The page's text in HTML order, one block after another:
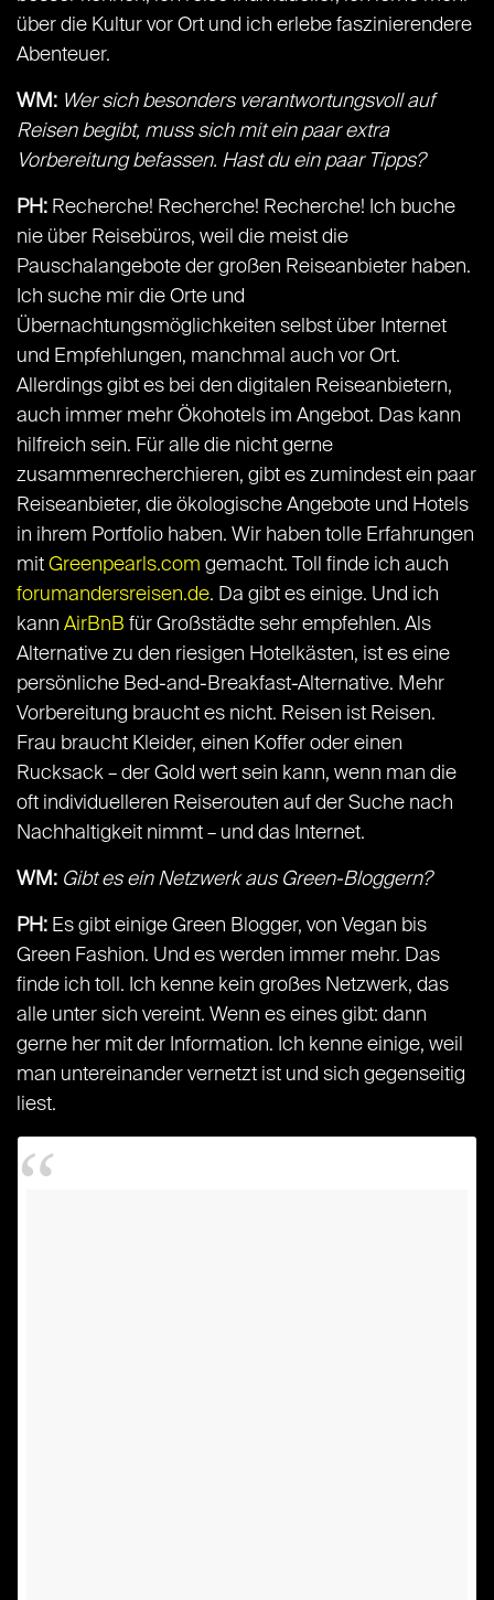
über die Kultur vor Ort und ich erlebe faszinierendere
Abenteuer.
WM: Wer sich besonders verantwortungsvoll auf
Reisen begibt, muss sich mit ein paar extra
Vorbereitung befassen. Hast du ein paar Tipps?
PH: Recherche! Recherche! Recherche! Ich buche
nie über Reisebüros, weil die meist die
Pauschalangebote der großen Reiseanbieter haben.
Ich suche mir die Orte und
Übernachtungsmöglichkeiten selbst über Internet
und Empfehlungen, manchmal auch vor Ort.
Allerdings gibt es bei den digitalen Reiseanbietern,
auch immer mehr Ökohotels im Angebot. Das kann
hilfreich sein. Für alle die nicht gerne
zusammenrecherchieren, gibt es zumindest ein paar
Reiseanbieter, die ökologische Angebote und Hotels
in ihrem Portfolio haben. Wir haben tolle Erfahrungen
mit Greenpearls.com gemacht. Toll finde ich auch
forumandersreisen.de. Da gibt es einige. Und ich
kann AirBnB für Großstädte sehr empfehlen. Als
Alternative zu den riesigen Hotelkästen, ist es eine
persönliche Bed-and-Breakfast-Alternative. Mehr
Vorbereitung braucht es nicht. Reisen ist Reisen.
Frau braucht Kleider, einen Koffer oder einen
Rucksack – der Gold wert sein kann, wenn man die
oft individuelleren Reiserouten auf der Suche nach
Nachhaltigkeit nimmt – und das Internet.
WM: Gibt es ein Netzwerk aus Green-Bloggern?
PH: Es gibt einige Green Blogger, von Vegan bis
Green Fashion. Und es werden immer mehr. Das
finde ich toll. Ich kenne kein großes Netzwerk, das
alle unter sich vereint. Wenn es eines gibt: dann
gerne her mit der Information. Ich kenne einige, weil
man untereinander vernetzt ist und sich gegenseitig
liest.